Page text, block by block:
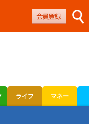
ライフ マネー